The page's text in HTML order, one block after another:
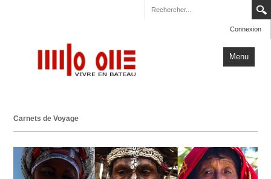
Connexion
Menu
Carnets de Voyage
Actualités
Carnets de Voyage